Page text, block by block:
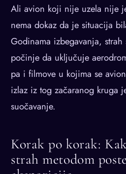
Ali avion koji nije uzela nije
nema dokaz da je situacija
Godinama izbegavanja,
počinje da uključuje
pa i filmove u kojima se
izlaz iz tog začaranog kruga
suočavanje.
Korak po korak:
strah metodom